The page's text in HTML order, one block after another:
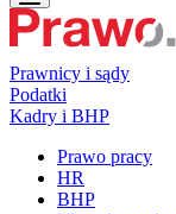
Prawnicy i sądy
Podatki
Kadry i BHP
Prawo pracy
HR
BHP